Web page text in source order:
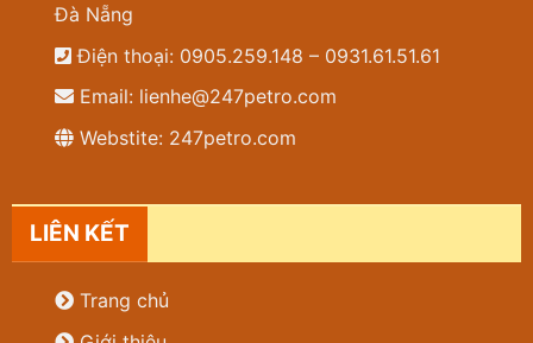
Đà Nẵng
Điện thoại: 0905.259.148 – 0931.61.51.61
Email: lienhe@247petro.com
Webstite: 247petro.com
LIÊN KẾT
Trang chủ